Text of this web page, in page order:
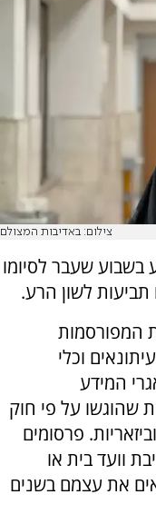
צילום: באדיבות המצולם
בשבוע שעבר לסיומו
לשון הרע.
המפורסמות
וכלי
המידע
שהוגשו על פי חוק
פרסומים
וועד בית או
את עצמם בשנים